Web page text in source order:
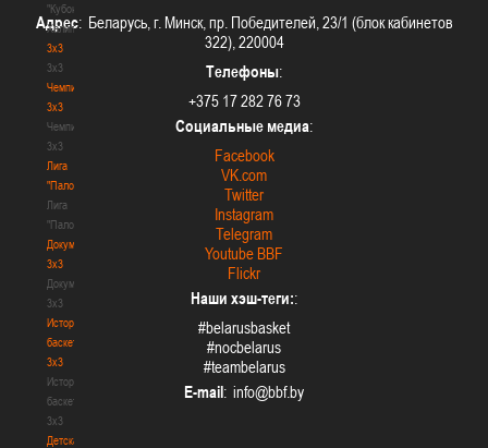
"Кубок
Халипского"
3x3
3x3
Чемпионат
3х3
Чемпионат
3х3
Лига
"Палова"
Лига
"Палова"
Документы
3х3
Документы
3х3
История
баскетбола
3х3
История
баскетбола
3х3
Детская
Адрес: Беларусь, г. Минск, пр. Победителей, 23/1 (блок кабинетов
322), 220004
Телефоны:
+375 17 282 76 73
Социальные медиа:
Facebook
VK.com
Twitter
Instagram
Telegram
Youtube BBF
Flickr
Наши хэш-теги::
#belarusbasket
#nocbelarus
#teambelarus
E-mail: